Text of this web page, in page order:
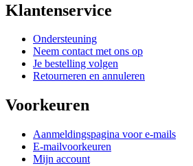
Klantenservice
Ondersteuning
Neem contact met ons op
Je bestelling volgen
Retourneren en annuleren
Voorkeuren
Aanmeldingspagina voor e-mails
E-mailvoorkeuren
Mijn account